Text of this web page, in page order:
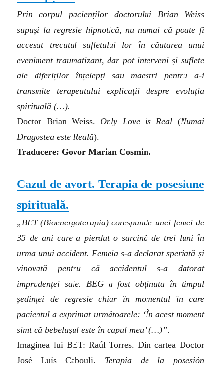
Prin corpul pacienților doctorului Brian Weiss
supuși la regresie hipnotică, nu numai că poate fi
accesat trecutul sufletului lor în căutarea unui
eveniment traumatizant, dar pot interveni și suflete
ale diferiților înțelepți sau maeștri pentru a-i
transmite terapeutului explicații despre evoluția
spirituală (…).
Doctor Brian Weiss. Only Love is Real (Numai
Dragostea este Reală).
Traducere: Govor Marian Cosmin.
Cazul de avort. Terapia de posesiune
spirituală.
„BET (Bioenergoterapia) corespunde unei femei de
35 de ani care a pierdut o sarcină de trei luni în
urma unui accident. Femeia s-a declarat speriată și
vinovată pentru că accidentul s-a datorat
imprudenței sale. BEG a fost obținuta în timpul
ședinței de regresie chiar în momentul în care
pacientul a exprimat următoarele: ‘În acest moment
simt că bebelușul este în capul meu’ (…)”.
Imaginea lui BET: Raúl Torres. Din cartea Doctor
José Luís Cabouli. Terapia de la posesión